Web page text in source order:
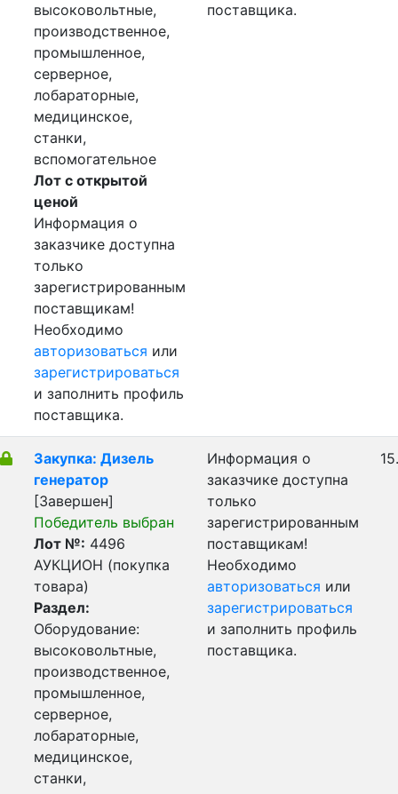
высоковольтные,
производственное,
промышленное,
серверное,
лобараторные,
медицинское,
станки,
вспомогательное
Лот с открытой
ценой
Информация о
заказчике доступна
только
зарегистрированным
поставщикам!
Необходимо
авторизоваться или
зарегистрироваться
и заполнить профиль
поставщика.
поставщика.
Закупка: Дизель
генератор
[Завершен]
Победитель выбран
Лот №: 4496
АУКЦИОН (покупка
товара)
Раздел:
Оборудование:
высоковольтные,
производственное,
промышленное,
серверное,
лобараторные,
медицинское,
станки,
Информация о
заказчике доступна
только
зарегистрированным
поставщикам!
Необходимо
авторизоваться или
зарегистрироваться
и заполнить профиль
поставщика.